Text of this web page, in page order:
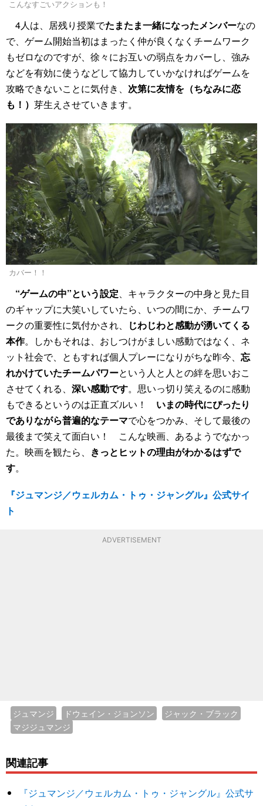
こんなすごいアクションも！
4人は、居残り授業でたまたま一緒になったメンバーなの
で、ゲーム開始当初はまったく仲が良くなくチームワーク
もゼロなのですが、徐々にお互いの弱点をカバーし、強み
などを有効に使うなどして協力していかなければゲームを
攻略できないことに気付き、 次第に友情を（ちなみに恋
も！） 芽生えさせていきます。
カバー！！
“ゲームの中”という設定 、キャラクターの中身と見た目
のギャップに大笑いしていたら、いつの間にか、チームワ
ークの重要性に気付かされ、
じわじわと感動が湧いてくる
本作。しかもそれは、おしつけがましい感動ではなく、ネ
ット社会で、ともすれば個人プレーになりがちな昨今、 忘
れかけていたチームパワーという人と人との絆を思いおこ
させてくれる、 深い感動です。思いっ切り笑えるのに感動
もできるというのは正直ズルい！ いまの時代にぴったり
でありながら普遍的なテーマで心をつかみ、そして最後の
最後まで笑えて面白い！ こんな映画、あるようでなかっ
た。映画を観たら、 きっとヒットの理由がわかるはずで
す。
『ジュマンジ／ウェルカム・トゥ・ジャングル』公式サイ
ト
ADVERTISEMENT
ジュマンジ ドウェイン・ジョンソン
ジャック・ブラック
マジジュマンジ
関連記事
『ジュマンジ／ウェルカム・トゥ・ジャングル』公式サ